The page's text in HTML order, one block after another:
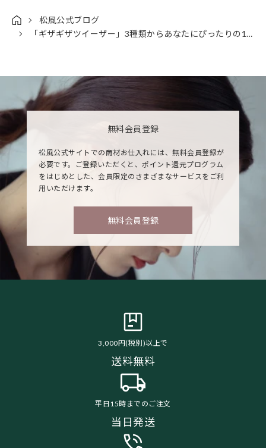
松風公式ブログ
「ギザギザツイーザー」3種類からあなたにぴったりの1本を見つける方法
無料会員登録
松風公式サイトでの商材お仕入れには、無料会員登録が
必要です。ご登録いただくと、ポイント還元プログラム
をはじめとした、会員限定のさまざまなサービスをご利
用いただけます。
無料会員登録
3,000円(税別)以上で
送料無料
平日15時までのご注文
当日発送